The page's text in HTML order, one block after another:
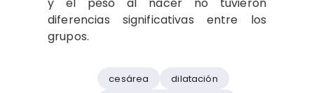
y el peso al nacer no tuvieron
diferencias significativas entre los
grupos.
cesárea
dilatación